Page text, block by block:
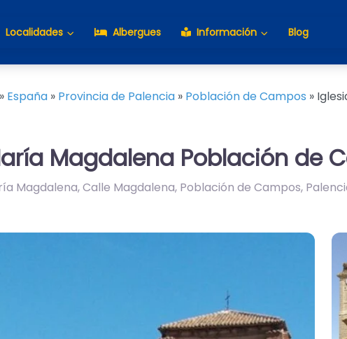
Localidades Albergues Información Blog
» España » Provincia de Palencia » Población de Campos »
Magdalena Población de
Magdalena, Calle Magdalena, Población de Campos,